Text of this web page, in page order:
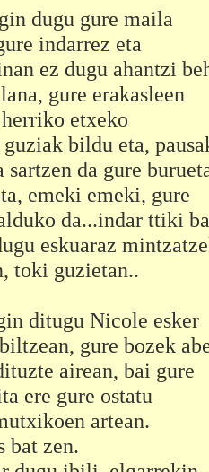
dugu gure maila
indarrez eta
ez dugu ahantzi
gure erakasleen
etxeko
bildu eta,
sartzen da gure
emeki emeki, gure
da...indar ttiki
eskuaraz
toki guzietan..
ditugu Nicole esker
gure bozek
airean, bai gure
ere gure ostatu
artean.
bat zen.